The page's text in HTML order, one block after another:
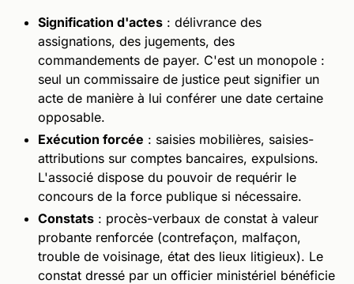
Signification d'actes : délivrance des
assignations, des jugements, des
commandements de payer. C'est un monopole :
seul un commissaire de justice peut signifier un
acte de manière à lui conférer une date certaine
opposable.
Exécution forcée : saisies mobilières, saisies-
attributions sur comptes bancaires, expulsions.
L'associé dispose du pouvoir de requérir le
concours de la force publique si nécessaire.
Constats : procès-verbaux de constat à valeur
probante renforcée (contrefaçon, malfaçon,
trouble de voisinage, état des lieux litigieux). Le
constat dressé par un officier ministériel bénéficie